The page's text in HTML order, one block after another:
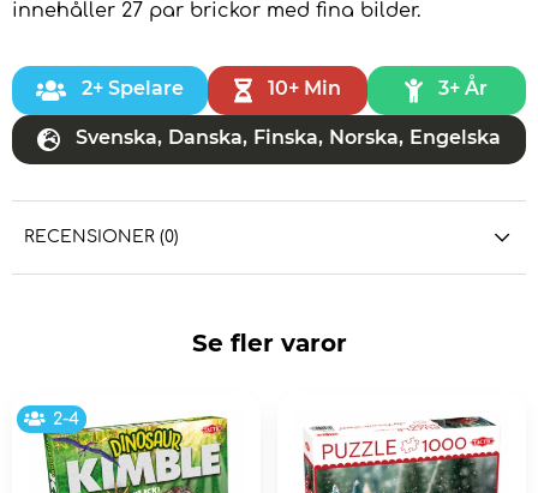
innehåller 27 par brickor med fina bilder.
2+ Spelare 10+ Min 3+ År
Svenska, Danska, Finska, Norska, Engelska
RECENSIONER (0)
Se fler varor
2-4